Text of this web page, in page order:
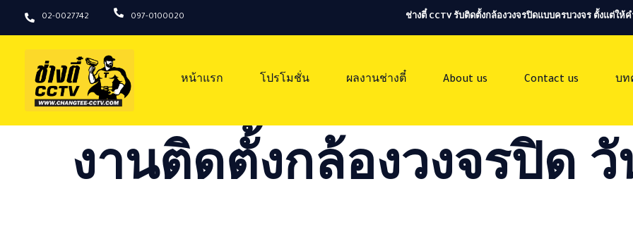
02-0027742 097-0100020 ช่างตี๋ CCTV รับติดตั้งกล้องวงจรปิดแบบครบวงจร ตั้งแต่
หน้าแรก โปรโมชั่น ผลงานช่างตี๋ About us Contact us บท
งานติดตั้งกล้องวงจรปิด วั